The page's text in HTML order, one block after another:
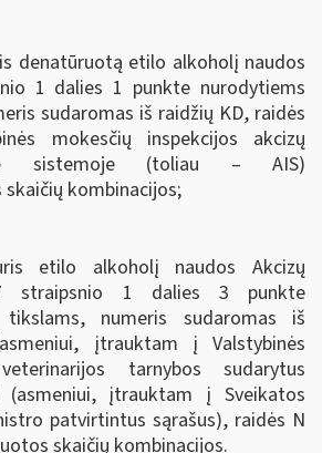
denatūruotą etilo alkoholį naudos
1 dalies 1 punkte nurodytiems
sudaromas iš raidžių KD, raidės
mokesčių inspekcijos akcizų
sistemoje (toliau ‒ AIS)
kombinacijos;
etilo alkoholį naudos Akcizų
straipsnio 1 dalies 3 punkte
tikslams, numeris sudaromas iš
įtrauktam į Valstybinės
tarnybos sudarytus
(asmeniui, įtrauktam į Sveikatos
patvirtintus sąrašus), raidės N
skaičių kombinacijos.